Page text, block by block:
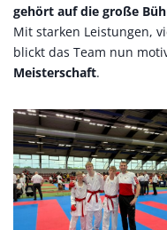
gehört auf die große
Mit starken Leistungen,
blickt das Team nun
Meisterschaft.